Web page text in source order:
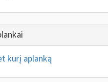
kurį aplanką